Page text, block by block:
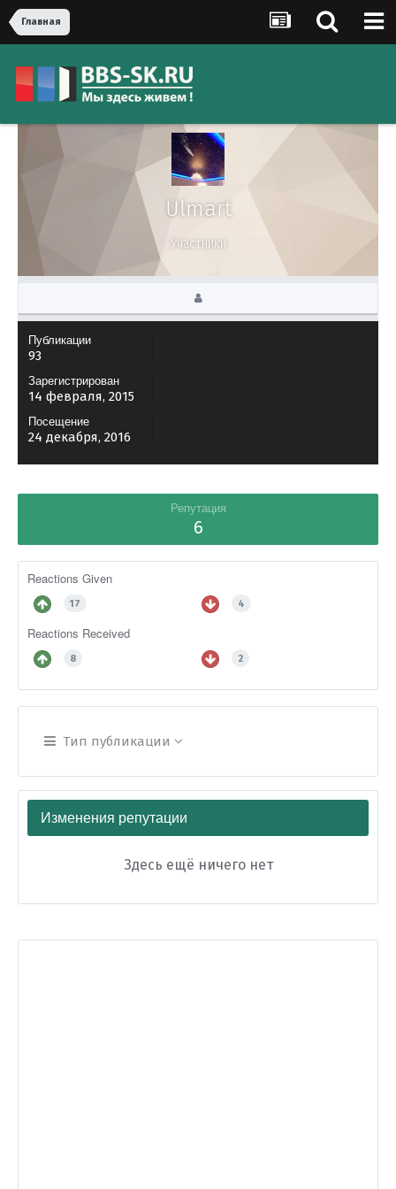
Главная
Ulmart
Участники
Публикации
93
Зарегистрирован
14 февраля, 2015
Посещение
24 декабря, 2016
Репутация
6
Reactions Given
17 4
Reactions Received
8 2
Тип публикации
Изменения репутации
Здесь ещё ничего нет